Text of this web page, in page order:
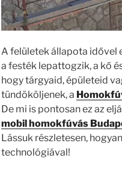
A felületek állapota idővel
a festék lepattogzik, a kő
hogy tárgyaid, épületeid
tündököljenek, a
De mi is pontosan ez az
mobil homokfúvás
Lássuk részletesen,
technológiával!